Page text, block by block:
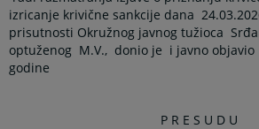
izricanje krivične sankcije dana
prisutnosti Okružnog javnog tužioca
optuženog M.V., donio je i javno objavio
godine
P R E S U D U